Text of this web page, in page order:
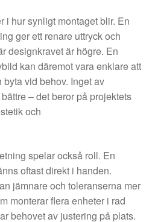
i hur synligt montaget blir. En
ger ett renare uttryck och
designkravet är högre. En
kan däremot vara enklare att
vid behov. Inget av
– det beror på projektets
och
spelar också roll. En
oftast direkt i handen.
jämnare och toleranserna mer
monterar flera enheter i rad
behovet av justering på plats.